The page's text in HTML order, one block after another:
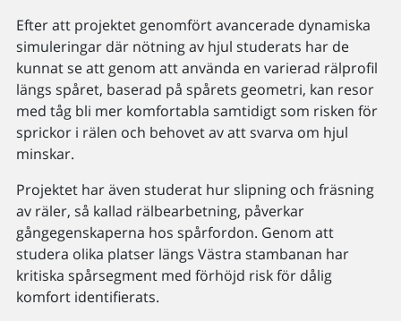
Efter att projektet genomfört avancerade dynamiska
simuleringar där nötning av hjul studerats har de
kunnat se att genom att använda en varierad rälprofil
längs spåret, baserad på spårets geometri, kan resor
med tåg bli mer komfortabla samtidigt som risken för
sprickor i rälen och behovet av att svarva om hjul
minskar.
Projektet har även studerat hur slipning och fräsning
av räler, så kallad rälbearbetning, påverkar
gångegenskaperna hos spårfordon. Genom att
studera olika platser längs Västra stambanan har
kritiska spårsegment med förhöjd risk för dålig
komfort identifierats.